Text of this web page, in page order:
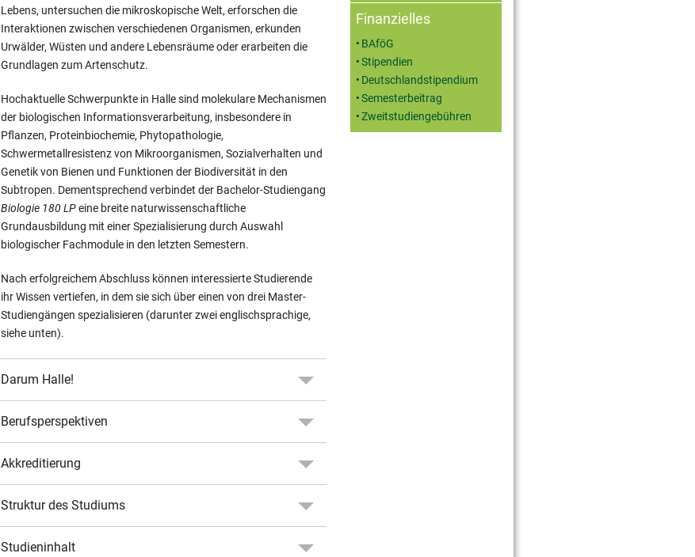
Lebens, untersuchen die mikroskopische Welt, erforschen die
Interaktionen zwischen verschiedenen Organismen, erkunden
Urwälder, Wüsten und andere Lebensräume oder erarbeiten die
Grundlagen zum Artenschutz.
Hochaktuelle Schwerpunkte in Halle sind molekulare Mechanismen
der biologischen Informationsverarbeitung, insbesondere in
Pflanzen, Proteinbiochemie, Phytopathologie,
Schwermetallresistenz von Mikroorganismen, Sozialverhalten und
Genetik von Bienen und Funktionen der Biodiversität in den
Subtropen. Dementsprechend verbindet der Bachelor-Studiengang
Biologie 180 LPeine breite naturwissenschaftliche
Grundausbildung mit einer Spezialisierung durch Auswahl
biologischer Fachmodule in den letzten Semestern.
Nach erfolgreichem Abschluss können interessierte Studierende
ihr Wissen vertiefen, in dem sie sich über einen von drei Master-
Studiengängen spezialisieren (darunter zwei englischsprachige,
siehe unten).
Darum Halle!
Berufsperspektiven
Akkreditierung
Struktur des Studiums
Studieninhalt
Finanzielles
BAföG
Stipendien
Deutschlandstipendium
Semesterbeitrag
Zweitstudiengebühren